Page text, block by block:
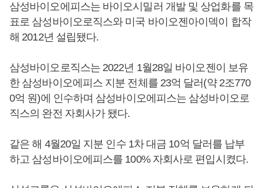
삼성바이오에피스는 바이오시밀러 개발 및 상업화를 목
표로 삼성바이오로직스와 미국 바이오젠아이덱이 합작
해 2012년 설립됐다.
삼성바이오로직스는 2022년 1월28일 바이오젠이 보유
한 삼성바이오에피스 지분 전체를 23억 달러(약 2조770
0억 원)에 인수하며 삼성바이오에피스는 삼성바이오로
직스의 완전 자회사가 됐다.
같은 해 4월20일 지분 인수 1차 대금 10억 달러를 납부
하고 삼성바이오에피스를 100% 자회사로 편입시켰다.